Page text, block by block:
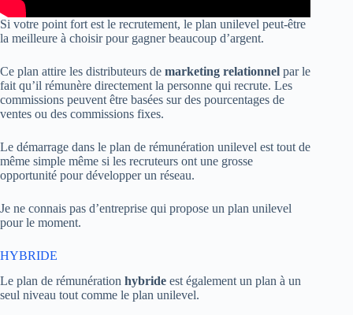
Si votre point fort est le recrutement, le plan unilevel peut-être
la meilleure à choisir pour gagner beaucoup d’argent.
Ce plan attire les distributeurs de marketing relationnel par le
fait qu’il rémunère directement la personne qui recrute. Les
commissions peuvent être basées sur des pourcentages de
ventes ou des commissions fixes.
Le démarrage dans le plan de rémunération unilevel est tout de
même simple même si les recruteurs ont une grosse
opportunité pour développer un réseau.
Je ne connais pas d’entreprise qui propose un plan unilevel
pour le moment.
HYBRIDE
Le plan de rémunération hybride est également un plan à un
seul niveau tout comme le plan unilevel.